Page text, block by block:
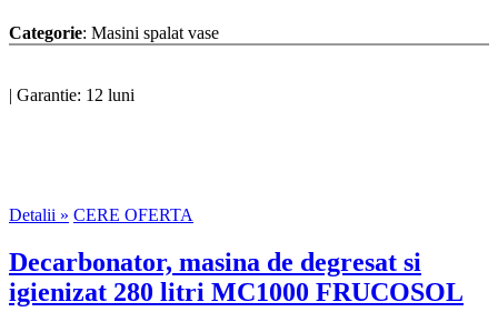
Categorie: Masini spalat vase
| Garantie: 12 luni
Detalii » CERE OFERTA
Decarbonator, masina de degresat si
igienizat 280 litri MC1000 FRUCOSOL